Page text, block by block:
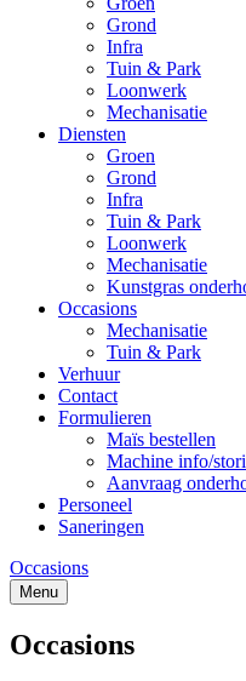
Grond
Infra
Tuin & Park
Loonwerk
Mechanisatie
Diensten
Groen
Grond
Infra
Tuin & Park
Loonwerk
Mechanisatie
Kunstgras
Occasions
Mechanisatie
Tuin & Park
Verhuur
Contact
Formulieren
Maïs bestellen
Machine info/
Aanvraag
Personeel
Saneringen
Occasions
Menu
Occasions